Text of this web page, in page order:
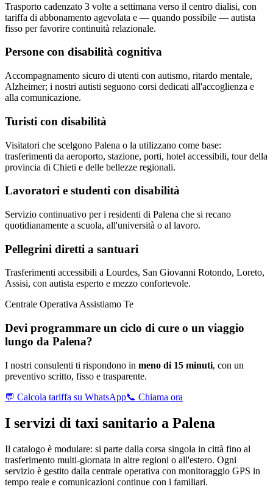
Trasporto cadenzato 3 volte a settimana verso il centro dialisi, con
tariffa di abbonamento agevolata e — quando possibile — autista
fisso per favorire continuità relazionale.
Persone con disabilità cognitiva
Accompagnamento sicuro di utenti con autismo, ritardo mentale,
Alzheimer; i nostri autisti seguono corsi dedicati all'accoglienza e
alla comunicazione.
Turisti con disabilità
Visitatori che scelgono Palena o la utilizzano come base:
trasferimenti da aeroporto, stazione, porti, hotel accessibili, tour della
provincia di Chieti e delle bellezze regionali.
Lavoratori e studenti con disabilità
Servizio continuativo per i residenti di Palena che si recano
quotidianamente a scuola, all'università o al lavoro.
Pellegrini diretti a santuari
Trasferimenti accessibili a Lourdes, San Giovanni Rotondo, Loreto,
Assisi, con autista esperto e mezzo confortevole.
Centrale Operativa Assistiamo Te
Devi programmare un ciclo di cure o un viaggio
lungo da Palena?
I nostri consulenti ti rispondono in meno di 15 minuti, con un
preventivo scritto, fisso e trasparente.
💬 Calcola tariffa su WhatsApp📞 Chiama ora
I servizi di taxi sanitario a Palena
Il catalogo è modulare: si parte dalla corsa singola in città fino al
trasferimento multi-giornata in altre regioni o all'estero. Ogni
servizio è gestito dalla centrale operativa con monitoraggio GPS in
tempo reale e comunicazioni continue con i familiari.